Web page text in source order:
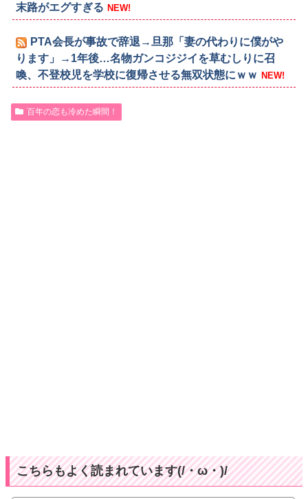
末路がエグすぎる NEW!
PTA会長が事故で辞退→旦那「妻の代わりに僕がや
ります」→1年後…名物ガンコジジイを草むしりに召
喚、不登校児を学校に復帰させる無双状態にｗｗ NEW!
百年の恋も冷めた瞬間！
こちらもよく読まれています(/・ω・)/